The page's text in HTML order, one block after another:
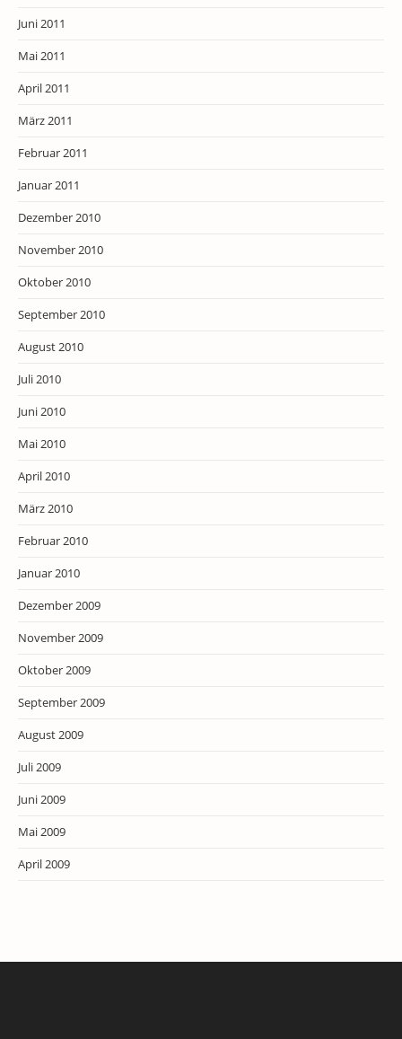
Juni 2011
Mai 2011
April 2011
März 2011
Februar 2011
Januar 2011
Dezember 2010
November 2010
Oktober 2010
September 2010
August 2010
Juli 2010
Juni 2010
Mai 2010
April 2010
März 2010
Februar 2010
Januar 2010
Dezember 2009
November 2009
Oktober 2009
September 2009
August 2009
Juli 2009
Juni 2009
Mai 2009
April 2009